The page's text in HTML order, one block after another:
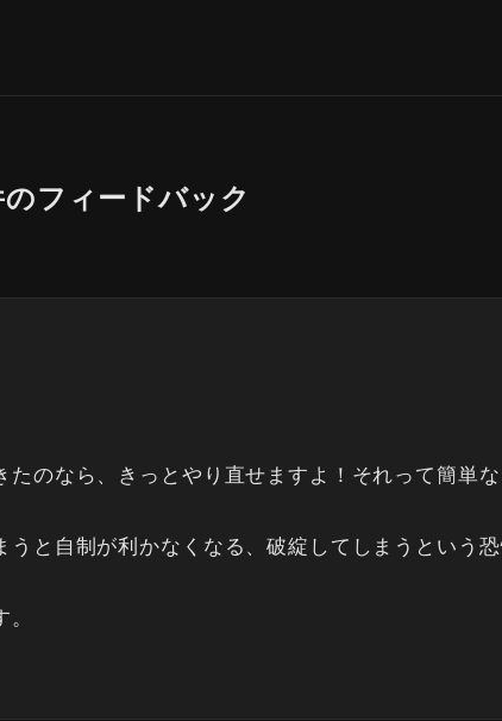
フィードバック
のなら、きっとやり直せますよ！それって簡単
と自制が利かなくなる、破綻してしまうという